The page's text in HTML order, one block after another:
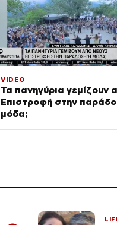
VIDEO
Τα πανηγύρια γεμίζουν
Επιστροφή στην
μόδα;